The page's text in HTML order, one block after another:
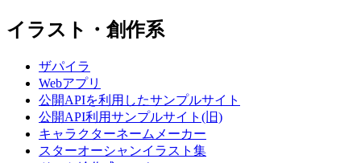
イラスト・創作系
ザパイラ
Webアプリ
公開APIを利用したサンプルサイト
公開API利用サンプルサイト(旧)
キャラクターネームメーカー
スターオーシャンイラスト集